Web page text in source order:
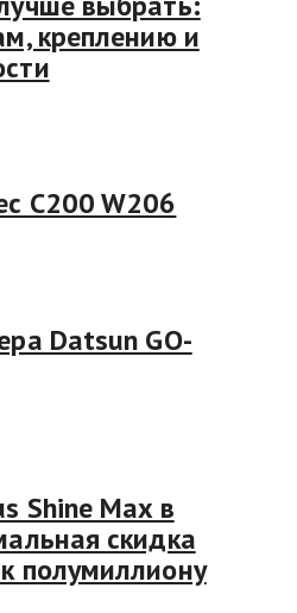
креплению и
C200 W206
Datsun GO-
Shine Max в
скидка
полумиллиону